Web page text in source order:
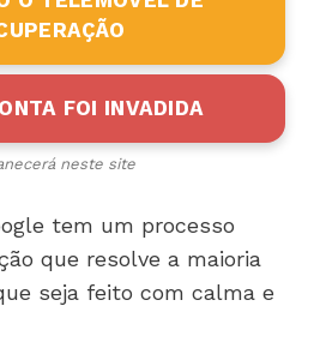
FOI INVADIDA
neste site
tem um processo
que resolve a maioria
seja feito com calma e